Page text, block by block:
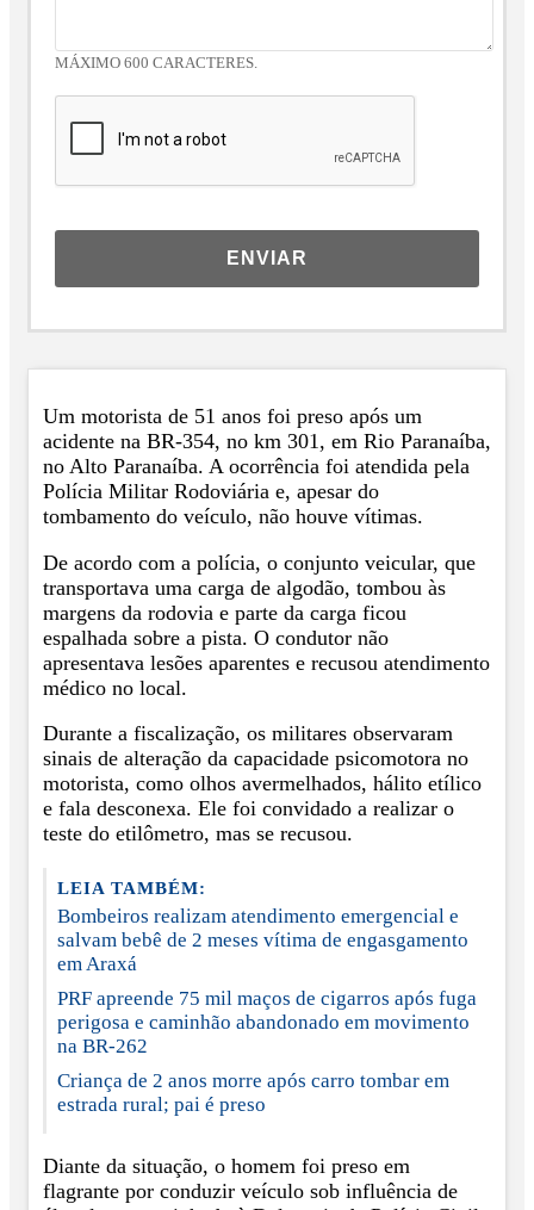
MÁXIMO 600 CARACTERES.
ENVIAR
Um motorista de 51 anos foi preso após um
acidente na BR-354, no km 301, em Rio Paranaíba,
no Alto Paranaíba. A ocorrência foi atendida pela
Polícia Militar Rodoviária e, apesar do
tombamento do veículo, não houve vítimas.
De acordo com a polícia, o conjunto veicular, que
transportava uma carga de algodão, tombou às
margens da rodovia e parte da carga ficou
espalhada sobre a pista. O condutor não
apresentava lesões aparentes e recusou atendimento
médico no local.
Durante a fiscalização, os militares observaram
sinais de alteração da capacidade psicomotora no
motorista, como olhos avermelhados, hálito etílico
e fala desconexa. Ele foi convidado a realizar o
teste do etilômetro, mas se recusou.
LEIA TAMBÉM:
Bombeiros realizam atendimento emergencial e
salvam bebê de 2 meses vítima de engasgamento
em Araxá
PRF apreende 75 mil maços de cigarros após fuga
perigosa e caminhão abandonado em movimento
na BR-262
Criança de 2 anos morre após carro tombar em
estrada rural; pai é preso
Diante da situação, o homem foi preso em
flagrante por conduzir veículo sob influência de